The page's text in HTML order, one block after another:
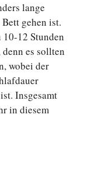
lange
gehen ist.
12 Stunden
es sollten
wobei der
Insgesamt
in diesem